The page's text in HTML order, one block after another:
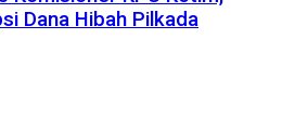
Dana Hibah Pilkada